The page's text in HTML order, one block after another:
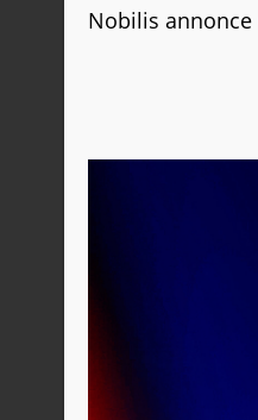
Nobilis annonce